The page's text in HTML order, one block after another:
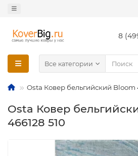
8
Все категории
Osta Ковер бельгийский Bloom
Osta Ковер
466128 510